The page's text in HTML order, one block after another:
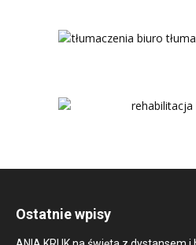
Ostatnie wpisy